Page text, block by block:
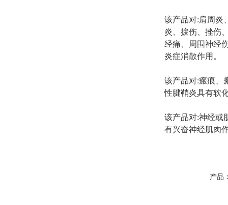
该产品对:肩周炎
炎、捩伤、挫伤
经痛、周围神经
炎症消散作用。
该产品对:瘢痕、
性腱鞘炎具有软
该产品对:神经或
有兴奋神经肌肉
产品